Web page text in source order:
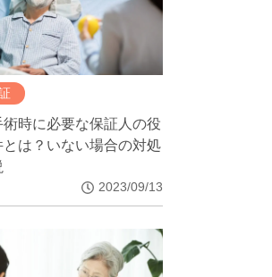
術時に必要な保証人の役
とは？いない場合の対処
2023/09/13